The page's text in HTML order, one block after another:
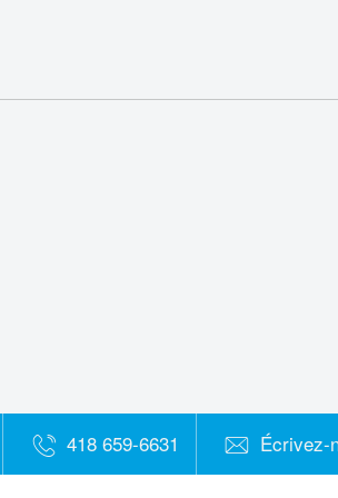
418 659-6631 Écrivez-